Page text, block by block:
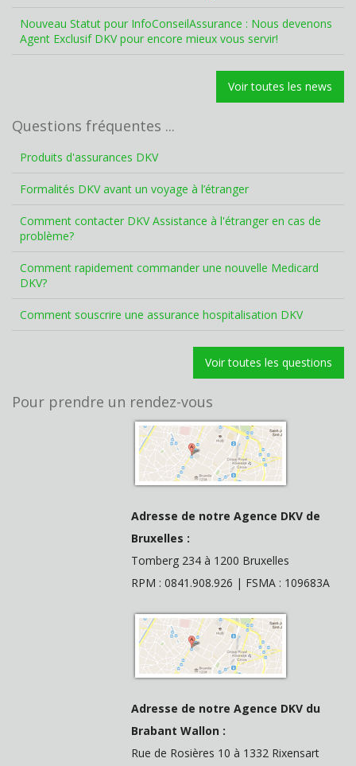
Nouveau Statut pour InfoConseilAssurance : Nous devenons
Agent Exclusif DKV pour encore mieux vous servir!
Voir toutes les news
Questions fréquentes ...
Produits d'assurances DKV
Formalités DKV avant un voyage à l’étranger
Comment contacter DKV Assistance à l'étranger en cas de
problème?
Comment rapidement commander une nouvelle Medicard
DKV?
Comment souscrire une assurance hospitalisation DKV
Voir toutes les questions
Pour prendre un rendez-vous
Adresse de notre Agence DKV de
Bruxelles :
Tomberg 234 à 1200 Bruxelles
RPM : 0841.908.926 | FSMA : 109683A
Adresse de notre Agence DKV du
Brabant Wallon :
Rue de Rosières 10 à 1332 Rixensart